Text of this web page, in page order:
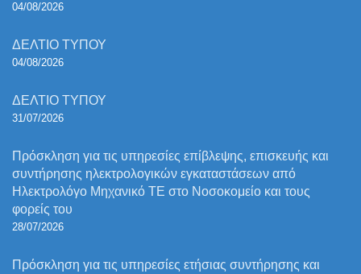
04/08/2026
ΔΕΛΤΙΟ ΤΥΠΟΥ
04/08/2026
ΔΕΛΤΙΟ ΤΥΠΟΥ
31/07/2026
Πρόσκληση για τις υπηρεσίες επίβλεψης, επισκευής και
συντήρησης ηλεκτρολογικών εγκαταστάσεων από
Ηλεκτρολόγο Μηχανικό ΤΕ στο Νοσοκομείο και τους
φορείς του
28/07/2026
Πρόσκληση για τις υπηρεσίες ετήσιας συντήρησης και